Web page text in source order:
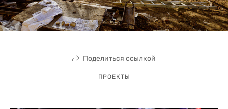
Поделиться ссылкой
ПРОЕКТЫ